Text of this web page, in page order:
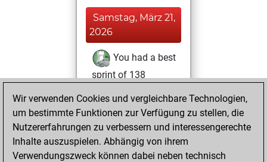
Samstag, März 21,
2026
You had a best
sprint of 138
Donnerstag, März
19, 2026
You created
Wir verwenden Cookies und vergleichbare Technologien,
um bestimmte Funktionen zur Verfügung zu stellen, die
Nutzererfahrungen zu verbessern und interessengerechte
Inhalte auszuspielen. Abhängig von ihrem
Verwendungszweck können dabei neben technisch